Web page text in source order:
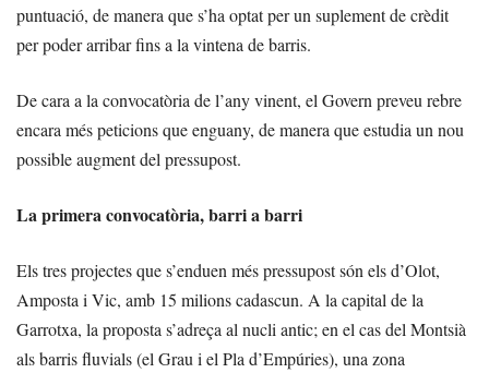
puntuació, de manera que s’ha optat per un suplement de crèdit
per poder arribar fins a la vintena de barris.
De cara a la convocatòria de l’any vinent, el Govern preveu rebre
encara més peticions que enguany, de manera que estudia un nou
possible augment del pressupost.
La primera convocatòria, barri a barri
Els tres projectes que s’enduen més pressupost són els d’Olot,
Amposta i Vic, amb 15 milions cadascun. A la capital de la
Garrotxa, la proposta s’adreça al nucli antic; en el cas del Montsià
als barris fluvials (el Grau i el Pla d’Empúries), una zona